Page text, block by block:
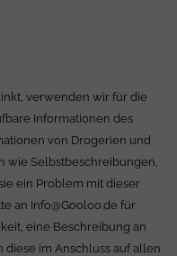
verwenden wir für die
Informationen des
von Drogerien und
wie Selbstbeschreibungen,
ein Problem mit dieser
an Info@Gooloo.de für
eine Beschreibung an
im Anschluss auf allen